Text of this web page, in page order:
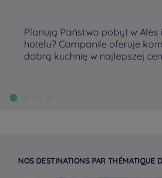
Planują Państwo pobyt w Alès
hotelu? Campanile oferuje
dobrą kuchnię w najlepszej
NOS DESTINATIONS PAR THÉMATIQUE